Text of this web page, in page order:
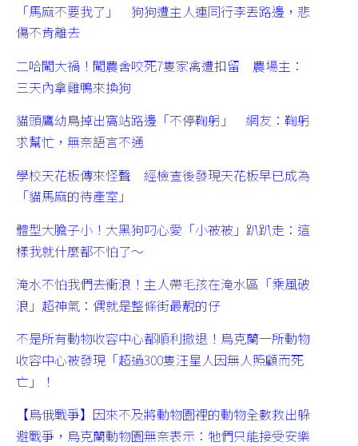
「馬麻不要我了」 狗狗遭主人連同行李丟路邊，悲
傷不肯離去
二哈闖大禍！闖農舍咬死7隻家禽遭扣留 農場主：
三天內拿雞鴨來換狗
貓頭鷹幼鳥掉出窩站路邊「不停鞠躬」 網友：鞠躬
求幫忙，無奈語言不通
學校天花板傳來怪聲 經檢查後發現天花板早已成為
「貓馬麻的待產室」
體型大膽子小！大黑狗叼心愛「小被被」趴趴走：這
樣我就什麼都不怕了～
淹水不怕我們去衝浪！主人帶毛孩在淹水區「乘風破
浪」超神氣：偶就是整條街最靚的仔
不是所有動物收容中心都順利撤退！烏克蘭一所動物
收容中心被發現「超過300隻汪星人因無人照顧而死
亡」！
【烏俄戰爭】因來不及將動物園裡的動物全數救出躲
避戰爭，烏克蘭動物園無奈表示：牠們只能接受安樂